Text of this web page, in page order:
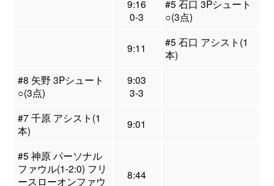
9:16
0-3
#5 石口 3Pシュート
○(3点)
9:11
#5 石口 アシスト(1
本)
#8 矢野 3Pシュート
○(3点)
9:03
3-3
#7 千原 アシスト(1
本)
9:01
#5 神原 パーソナル
ファウル(1-2:0) フリ
ースローオンファウ
8:44